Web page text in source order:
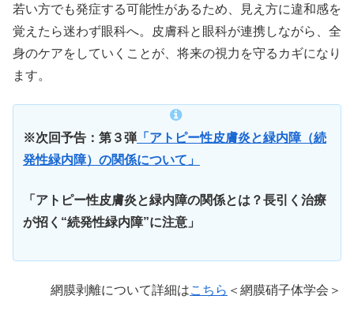
若い方でも発症する可能性があるため、見え方に違和感を
覚えたら迷わず眼科へ。皮膚科と眼科が連携しながら、全
身のケアをしていくことが、将来の視力を守るカギになり
ます。
※次回予告：第３弾 「 アトピー性皮膚炎と緑内障（続
発性緑内障）の関係について 」
「アトピー性皮膚炎と緑内障の関係とは？長引く治療
が招く“続発性緑内障”に注意」
網膜剥離について詳細はこちら ＜網膜硝子体学会＞